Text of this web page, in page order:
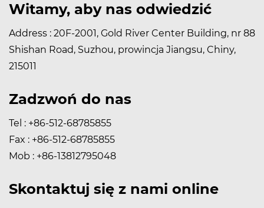
Witamy, aby nas odwiedzić
Address : 20F-2001, Gold River Center Building, nr 88
Shishan Road, Suzhou, prowincja Jiangsu, Chiny,
215011
Zadzwoń do nas
Tel : +86-512-68785855
Fax : +86-512-68785855
Mob : +86-13812795048
Skontaktuj się z nami online